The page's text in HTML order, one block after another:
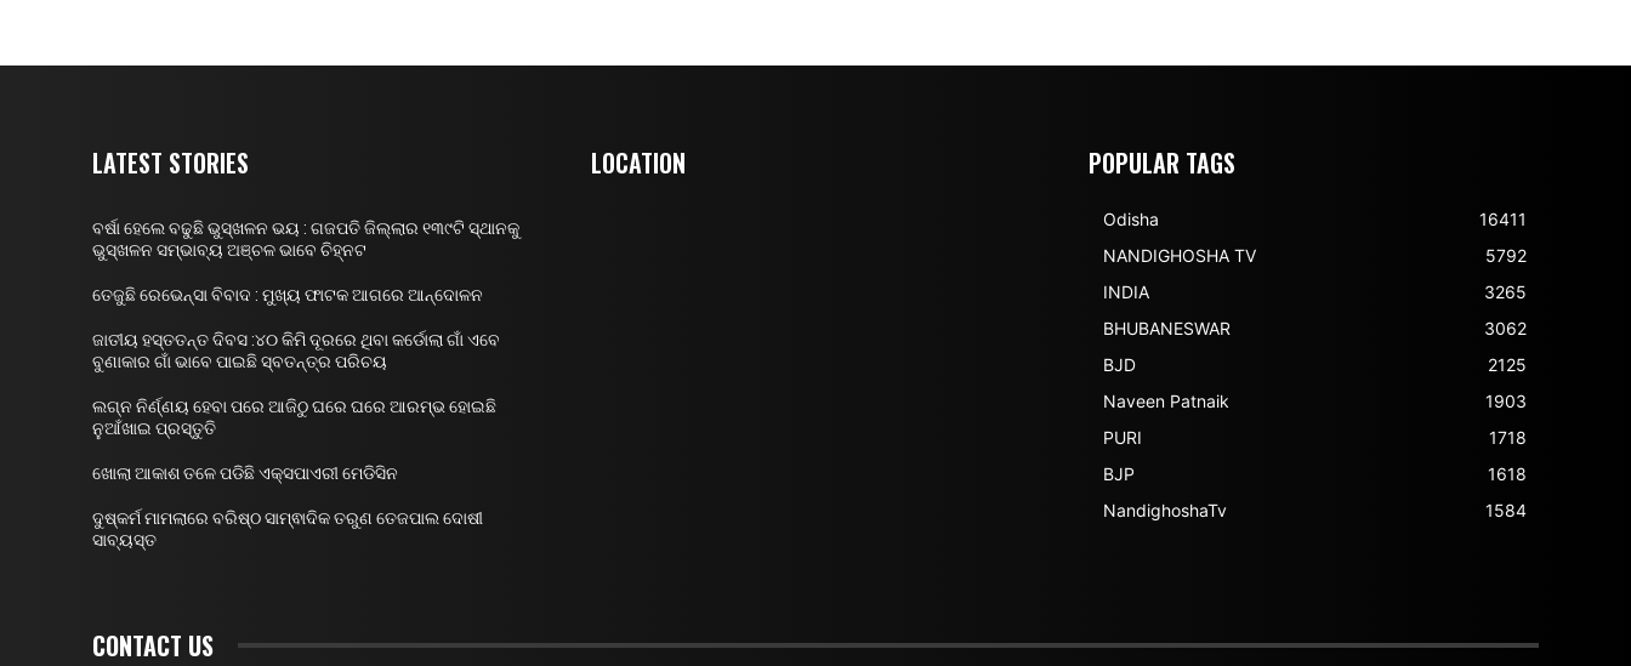
LATEST STORIES
ବର୍ଷା ହେଲେ ବଢୁଛି ଭୁସ୍ଖଳନ ଭୟ : ଗଜପତି ଜିଲ୍ଲାର ୧୩୯ଟି ସ୍ଥାନକୁ
ଭୁସ୍ଖଳନ ସମ୍ଭାବ୍ୟ ଅଞ୍ଚଳ ଭାବେ ଚିହ୍ନଟ
ତେଜୁଛି ରେଭେନ୍ସା ବିବାଦ : ମୁଖ୍ୟ ଫାଟକ ଆଗରେ ଆନ୍ଦୋଳନ
ଜାତୀୟ ହସ୍ତତନ୍ତ ଦିବସ :୪୦ କିମି ଦୂରରେ ଥିବା କର୍ଡୋଲା ଗାଁ ଏବେ
ବୁଣାକାର ଗାଁ ଭାବେ ପାଇଛି ସ୍ବତନ୍ତ୍ର ପରିଚୟ
ଲଗ୍ନ ନିର୍ଣ୍ଣୟ ହେବା ପରେ ଆଜିଠୁ ଘରେ ଘରେ ଆରମ୍ଭ ହୋଇଛି
ନୁଆଁଖାଇ ପ୍ରସ୍ତୁତି
ଖୋଲା ଆକାଶ ତଳେ ପଡିଛି ଏକ୍ସପାଏରୀ ମେଡିସିନ
ଦୁଷ୍କର୍ମ ମାମଲାରେ ବରିଷ୍ଠ ସାମ୍ଵାଦିକ ତରୁଣ ତେଜପାଲ ଦୋଷୀ
ସାବ୍ୟସ୍ତ
LOCATION POPULAR TAGS
Odisha
16411
NANDIGHOSHA TV
5792
INDIA
3265
BHUBANESWAR
3062
BJD
2125
Naveen Patnaik
1903
PURI
1718
BJP
1618
NandighoshaTv
1584
CONTACT US